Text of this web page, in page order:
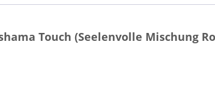
Touch (Seelenvolle Mischung